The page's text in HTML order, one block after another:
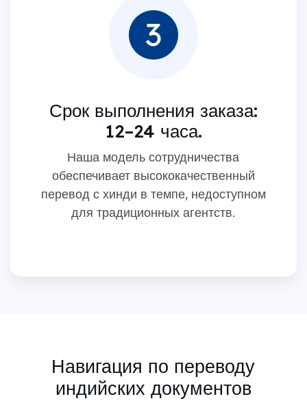
Срок выполнения заказа:
12–24 часа.
Наша модель сотрудничества
обеспечивает высококачественный
перевод с хинди в темпе, недоступном
для традиционных агентств.
Навигация по переводу
индийских документов